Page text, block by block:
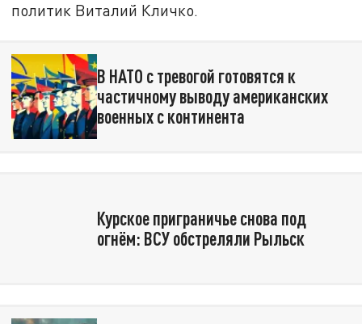
политик Виталий Кличко.
В НАТО с тревогой готовятся к
частичному выводу американских
военных с континента
Курское приграничье снова под
огнём: ВСУ обстреляли Рыльск